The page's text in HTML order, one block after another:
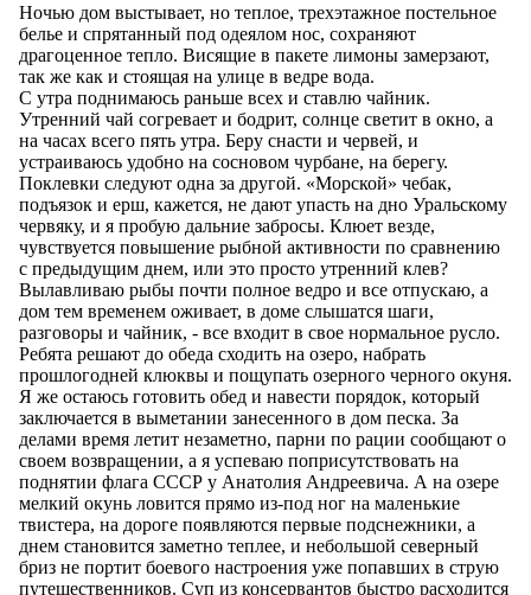
Ночью дом выстывает, но теплое, трехэтажное постельное
белье и спрятанный под одеялом нос, сохраняют
драгоценное тепло. Висящие в пакете лимоны замерзают,
так же как и стоящая на улице в ведре вода.
С утра поднимаюсь раньше всех и ставлю чайник.
Утренний чай согревает и бодрит, солнце светит в окно, а
на часах всего пять утра. Беру снасти и червей, и
устраиваюсь удобно на сосновом чурбане, на берегу.
Поклевки следуют одна за другой. «Морской» чебак,
подъязок и ерш, кажется, не дают упасть на дно Уральскому
червяку, и я пробую дальние забросы. Клюет везде,
чувствуется повышение рыбной активности по сравнению
с предыдущим днем, или это просто утренний клев?
Вылавливаю рыбы почти полное ведро и все отпускаю, а
дом тем временем оживает, в доме слышатся шаги,
разговоры и чайник, - все входит в свое нормальное русло.
Ребята решают до обеда сходить на озеро, набрать
прошлогодней клюквы и пощупать озерного черного окуня.
Я же остаюсь готовить обед и навести порядок, который
заключается в выметании занесенного в дом песка. За
делами время летит незаметно, парни по рации сообщают о
своем возвращении, а я успеваю поприсутствовать на
поднятии флага СССР у Анатолия Андреевича. А на озере
мелкий окунь ловится прямо из-под ног на маленькие
твистера, на дороге появляются первые подснежники, а
днем становится заметно теплее, и небольшой северный
бриз не портит боевого настроения уже попавших в струю
путешественников. Суп из консервантов быстро расходится